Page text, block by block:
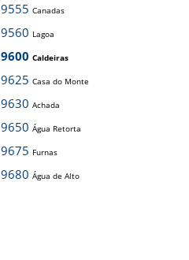
9555 Canadas
9560 Lagoa
9600 Caldeiras
9625 Casa do Monte
9630 Achada
9650 Água Retorta
9675 Furnas
9680 Água de Alto